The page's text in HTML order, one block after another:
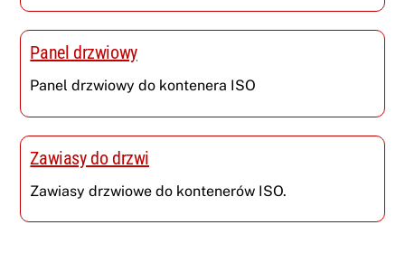
Panel drzwiowy
Panel drzwiowy do kontenera ISO
Zawiasy do drzwi
Zawiasy drzwiowe do kontenerów ISO.